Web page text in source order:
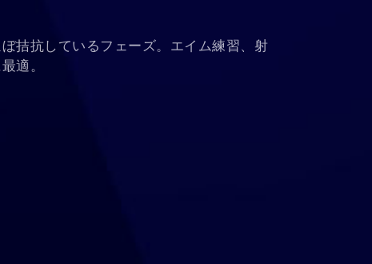
拮抗しているフェーズ。エイム練習、射
適。